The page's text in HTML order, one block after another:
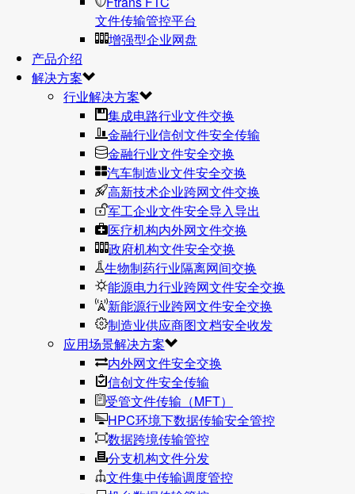
文件传输管控平台
增强型企业网盘
产品介绍
解决方案
行业解决方案
集成电路行业文件交换
金融行业信创文件安全传输
金融行业文件安全交换
汽车制造业文件安全交换
高新技术企业跨网文件交换
军工企业文件安全导入导出
医疗机构内外网文件交换
政府机构文件安全交换
生物制药行业隔离网间交换
能源电力行业跨网文件安全交换
新能源行业跨网文件安全交换
制造业供应商图文档安全收发
应用场景解决方案
内外网文件安全交换
信创文件安全传输
受管文件传输（MFT）
HPC环境下数据传输安全管控
数据跨境传输管控
分支机构文件分发
文件集中传输调度管控